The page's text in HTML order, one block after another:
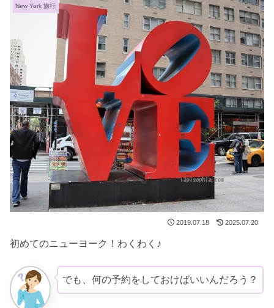
New York 旅行
2019.07.18 2025.07.20
初めてのニューヨーク！わくわく♪
でも、何の予約をしておけばいいんだろう？